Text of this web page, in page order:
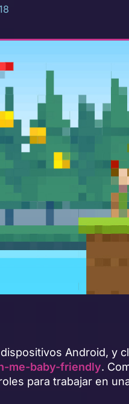
Android, y
me-baby-friendly.
para trabajar en